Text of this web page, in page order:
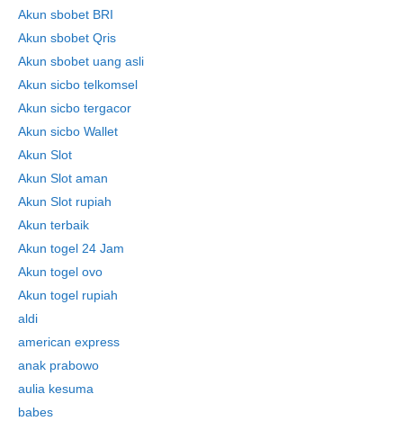
Akun sbobet BRI
Akun sbobet Qris
Akun sbobet uang asli
Akun sicbo telkomsel
Akun sicbo tergacor
Akun sicbo Wallet
Akun Slot
Akun Slot aman
Akun Slot rupiah
Akun terbaik
Akun togel 24 Jam
Akun togel ovo
Akun togel rupiah
aldi
american express
anak prabowo
aulia kesuma
babes